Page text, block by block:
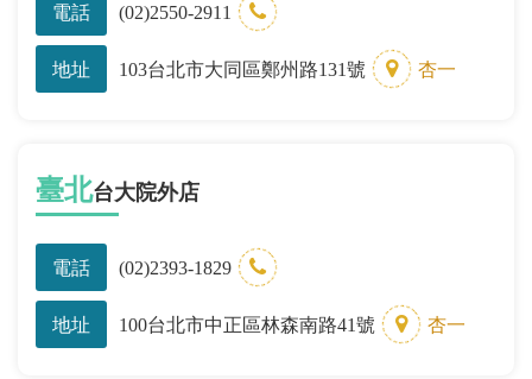
電話 (02)2550-2911
地址 103台北市大同區鄭州路131號 杏一
臺北台大院外店
電話 (02)2393-1829
地址 100台北市中正區林森南路41號 杏一